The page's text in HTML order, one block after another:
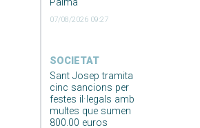
07/08/2026 09:27
SOCIETAT
Sant Josep tramita
cinc sancions per
festes il·legals amb
multes que sumen
800.00 euros